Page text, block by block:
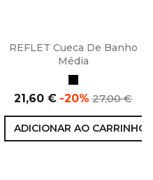
REFLET Cueca De Banho
Média
Preço
21,60 € -20% Preço
27,00 €
ADICIONAR AO CARRINHO